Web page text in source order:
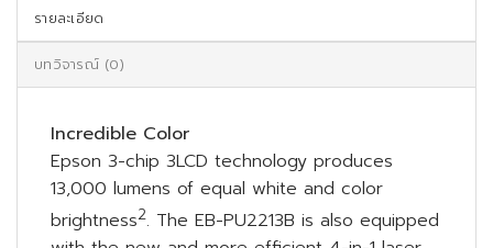
รายละเอียด
บทวิจารณ์ (0)
Incredible Color
Epson 3-chip 3LCD technology produces
13,000 lumens of equal white and color
brightness2. The EB-PU2213B is also equipped